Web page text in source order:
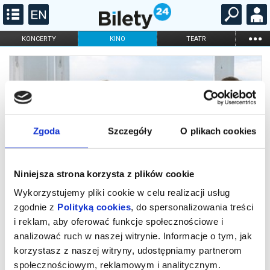
Zgoda Szczegóły O plikach cookies
Niniejsza strona korzysta z plików cookie
Wykorzystujemy pliki cookie w celu realizacji usług
zgodnie z Polityką cookies, do spersonalizowania treści
i reklam, aby oferować funkcje społecznościowe i
analizować ruch w naszej witrynie. Informacje o tym, jak
korzystasz z naszej witryny, udostępniamy partnerom
społecznościowym, reklamowym i analitycznym.
KONCERTY KINO TEATR ...
FILHARMONIA OPERA I BALET
Happy End